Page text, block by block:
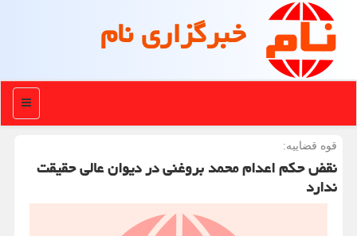
خبرگزاری نام
منو
قوه قضاییه:
نقض حکم اعدام محمد بروغنی در دیوان عالی حقیقت
ندارد